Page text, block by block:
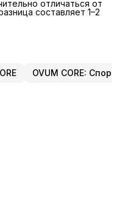
отличаться от
составляет 1–2
OVUM CORE: